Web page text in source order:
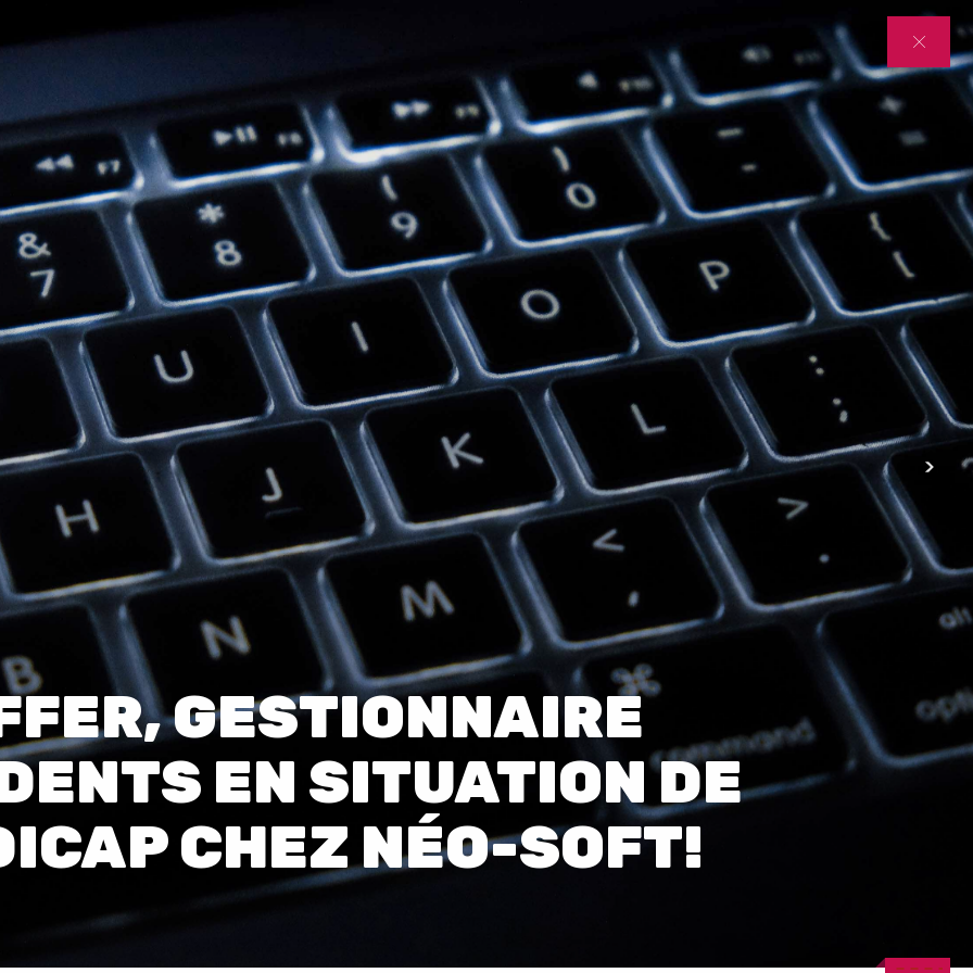
GESTIONNAIRE
EN SITUATION DE
CHEZ NÉO-SOFT!
Affaires sensibles
00:00